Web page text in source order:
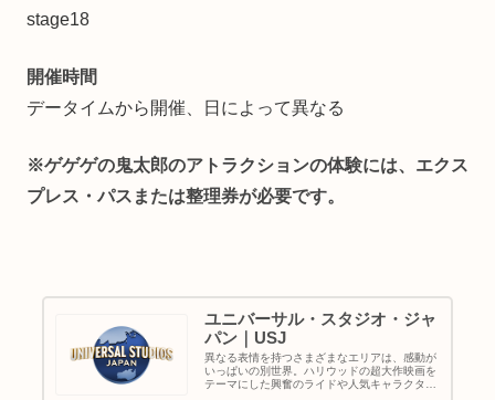
stage18
開催時間
データイムから開催、日によって異なる
※ゲゲゲの鬼太郎のアトラクションの体験には、エクス
プレス・パスまたは整理券が必要です。
ユニバーサル・スタジオ・ジャ
パン｜USJ
異なる表情を持つさまざまなエリアは、感動が
いっぱいの別世界。ハリウッドの超大作映画を
テーマにした興奮のライドや人気キャラクター